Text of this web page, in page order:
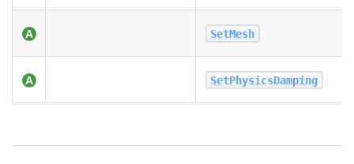
SetMesh
SetPhysicsDamping